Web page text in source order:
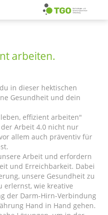
arbeiten.
in dieser hektischen
Gesundheit und dein
effizient arbeiten"
Arbeit 4.0 nicht nur
allem auch präventiv für
Arbeit und erfordern
und Erreichbarkeit. Dabei
unsere Gesundheit zu
erlernst, wie kreative
der Darm-Hirn-Verbindung
Hand in Hand gehen.